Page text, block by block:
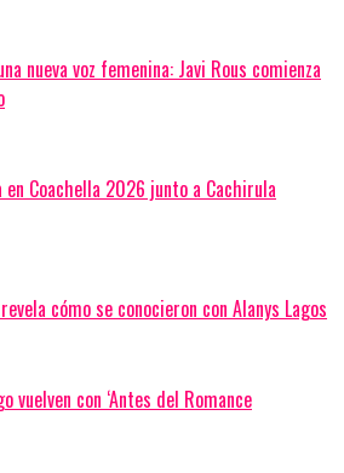
nueva voz femenina: Javi Rous comienza
Coachella 2026 junto a Cachirula
cómo se conocieron con Alanys Lagos
vuelven con ‘Antes del Romance